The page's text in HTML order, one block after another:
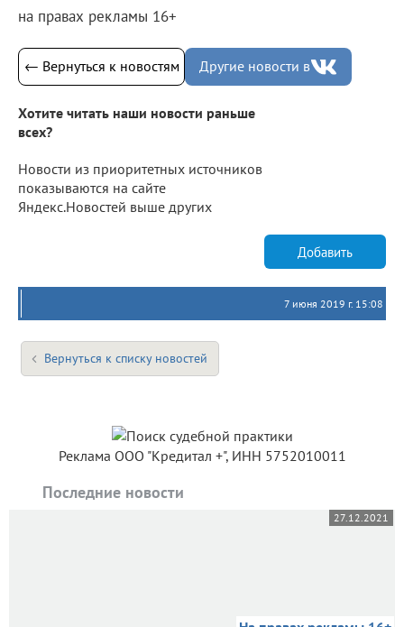
на правах рекламы 16+
← Вернуться к новостям Другие новости в
Хотите читать наши новости раньше
всех?
Новости из приоритетных источников
показываются на сайте
Яндекс.Новостей выше других
Добавить
7 июня 2019 г. 15:08
Вернуться к списку новостей
Реклама ООО "Кредитал +", ИНН 5752010011
Последние новости
27.12.2021